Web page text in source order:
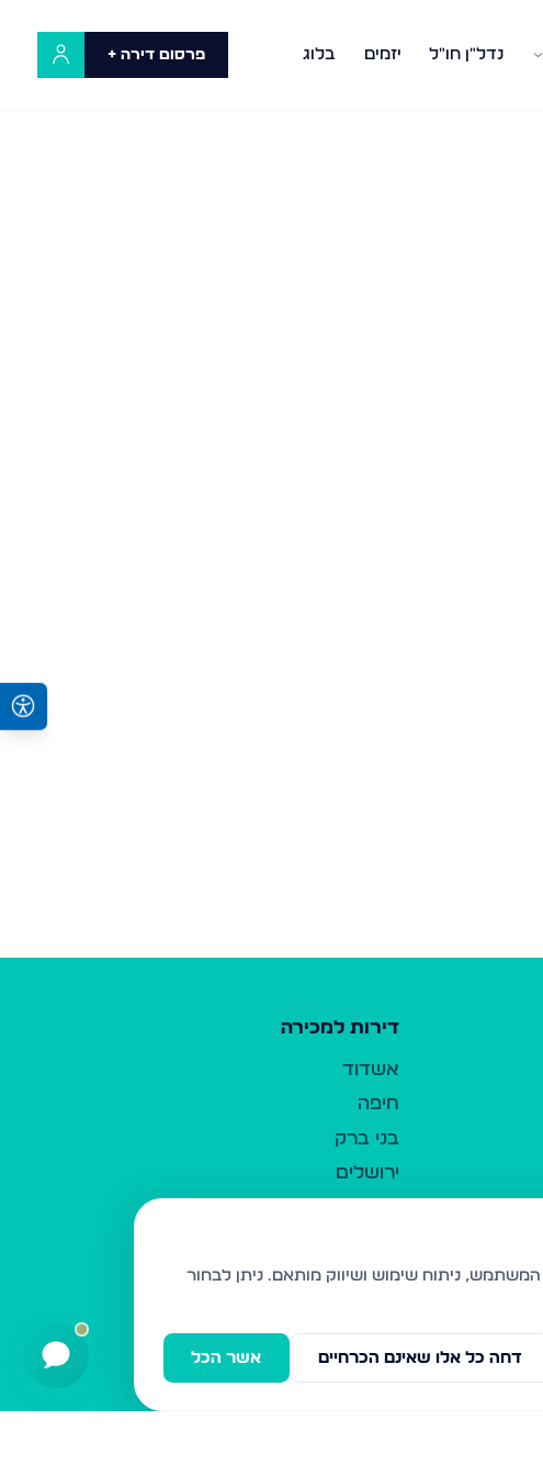
נדל"ן חו"ל יזמים בלוג פרסום דירה +
דירות למכירה
אשדוד
חיפה
בני ברק
ירושלים
בית שמש
ביתר עילית
ניתן לבחור
אשר הכל דחה כל אלו שאינם הכרחיים